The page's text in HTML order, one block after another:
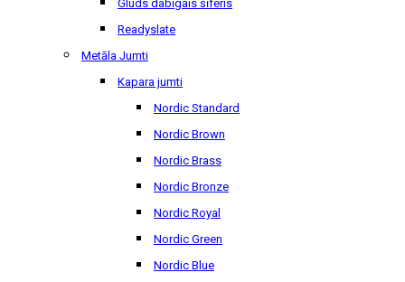
Gluds dabīgais šīferis
Readyslate
Metāla Jumti
Kapara jumti
Nordic Standard
Nordic Brown
Nordic Brass
Nordic Bronze
Nordic Royal
Nordic Green
Nordic Blue